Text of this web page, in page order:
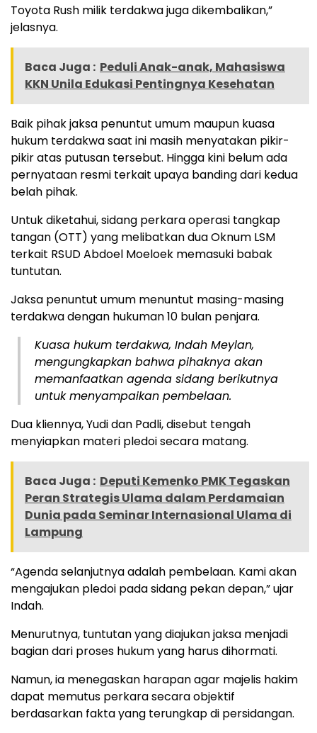
Toyota Rush milik terdakwa juga dikembalikan,”
jelasnya.
Baca Juga : Peduli Anak-anak, Mahasiswa
KKN Unila Edukasi Pentingnya Kesehatan
Baik pihak jaksa penuntut umum maupun kuasa
hukum terdakwa saat ini masih menyatakan pikir-
pikir atas putusan tersebut. Hingga kini belum ada
pernyataan resmi terkait upaya banding dari kedua
belah pihak.
Untuk diketahui, sidang perkara operasi tangkap
tangan (OTT) yang melibatkan dua Oknum LSM
terkait RSUD Abdoel Moeloek memasuki babak
tuntutan.
Jaksa penuntut umum menuntut masing-masing
terdakwa dengan hukuman 10 bulan penjara.
Kuasa hukum terdakwa, Indah Meylan,
mengungkapkan bahwa pihaknya akan
memanfaatkan agenda sidang berikutnya
untuk menyampaikan pembelaan.
Dua kliennya, Yudi dan Padli, disebut tengah
menyiapkan materi pledoi secara matang.
Baca Juga : Deputi Kemenko PMK Tegaskan
Peran Strategis Ulama dalam Perdamaian
Dunia pada Seminar Internasional Ulama di
Lampung
“Agenda selanjutnya adalah pembelaan. Kami akan
mengajukan pledoi pada sidang pekan depan,” ujar
Indah.
Menurutnya, tuntutan yang diajukan jaksa menjadi
bagian dari proses hukum yang harus dihormati.
Namun, ia menegaskan harapan agar majelis hakim
dapat memutus perkara secara objektif
berdasarkan fakta yang terungkap di persidangan.